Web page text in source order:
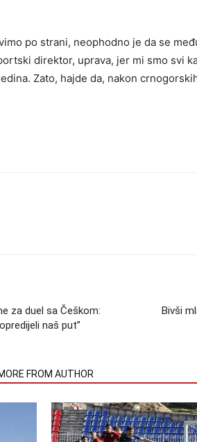
po strani, neophodno je da se
direktor, uprava, jer mi smo svi
Zato, hajde da, nakon
za duel sa Češkom:
naš put”
Bivši
FROM AUTHOR